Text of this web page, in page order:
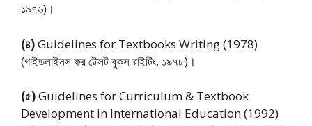
১৯৭৬)।
(৪)Guidelines for Textbooks Writing (1978)
(গাইডলাইনস ফর টেক্সট বুকস রাইটিং, ১৯৭৮)।
(৫)Guidelines for Curriculum & Textbook
Development in International Education (1992)